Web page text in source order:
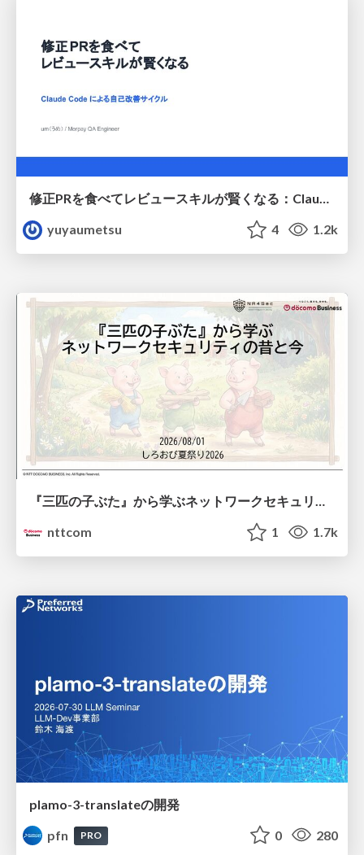
yuyaumetsu
4 1.2k
『三匹の子ぶた』から学ぶネットワークセキュリティの昔と今 / Network Security: Then and Now Through the Lens of The Three Little Pigs
nttcom
1 1.7k
plamo-3-translateの開発
pfn
PRO 0 280